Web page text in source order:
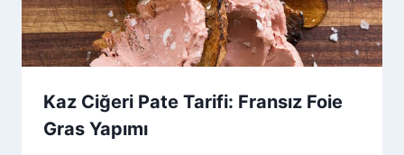
Kaz Ciğeri Pate Tarifi: Fransız Foie
Gras Yapımı